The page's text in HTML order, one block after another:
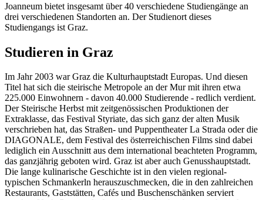
Joanneum bietet insgesamt über 40 verschiedene Studiengänge an
drei verschiedenen Standorten an. Der Studienort dieses
Studiengangs ist Graz.
Studieren in Graz
Im Jahr 2003 war Graz die Kulturhauptstadt Europas. Und diesen
Titel hat sich die steirische Metropole an der Mur mit ihren etwa
225.000 Einwohnern - davon 40.000 Studierende - redlich verdient.
Der Steirische Herbst mit zeitgenössischen Produktionen der
Extraklasse, das Festival Styriate, das sich ganz der alten Musik
verschrieben hat, das Straßen- und Puppentheater La Strada oder die
DIAGONALE, dem Festival des österreichischen Films sind dabei
lediglich ein Ausschnitt aus dem international beachteten Programm,
das ganzjährig geboten wird. Graz ist aber auch Genusshauptstadt.
Die lange kulinarische Geschichte ist in den vielen regional-
typischen Schmankerln herauszuschmecken, die in den zahlreichen
Restaurants, Gaststätten, Cafés und Buschenschänken serviert